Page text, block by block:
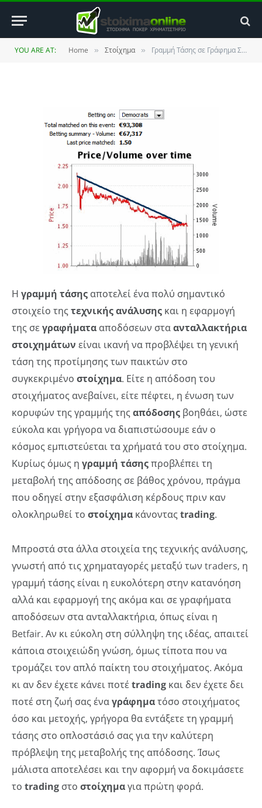
YOU ARE AT: Home » Στοίχημα » Γραμμή Τάσης σε Γράφημα Στοιχήματος
Στοιχήματος
BY JIM MAKOS 16 OCTOBER 2010 UPDATED: 25 MAY
3 MINS READ
Η γραμμή τάσης αποτελεί ένα πολύ σημαντικό
στοιχείο τηςτεχνικής ανάλυσης και η εφαρμογή
της σε γραφήματα αποδόσεων σταανταλλακτήρια
στοιχημάτων είναι ικανή να προβλέψει τη γενική
τάση της προτίμησης των παικτών στο
συγκεκριμένο στοίχημα. Είτε η απόδοση του
στοιχήματος ανεβαίνει, είτε πέφτει, η ένωση των
κορυφών της γραμμής τηςαπόδοσης βοηθάει, ώστε
εύκολα και γρήγορα να διαπιστώσουμε εάν ο
κόσμος εμπιστεύεται τα χρήματά του στο στοίχημα.
Κυρίως όμως η γραμμή τάσηςπροβλέπει τη
μεταβολή της απόδοσης σε βάθος χρόνου, πράγμα
που οδηγεί στην εξασφάλιση κέρδους πριν καν
ολοκληρωθεί το στοίχημα κάνονταςtrading.
Μπροστά στα άλλα στοιχεία της τεχνικής ανάλυσης,
γνωστή από τις χρηματαγορές μεταξύ των traders, η
γραμμή τάσης είναι η ευκολότερη στην κατανόηση
αλλά και εφαρμογή της ακόμα και σε γραφήματα
αποδόσεων στα ανταλλακτήρια, όπως είναι η
Betfair. Αν κι εύκολη στη σύλληψη της ιδέας, απαιτεί
κάποια στοιχειώδη γνώση, όμως τίποτα που να
τρομάζει τον απλό παίκτη του στοιχήματος. Ακόμα
κι αν δεν έχετε κάνει ποτέ trading και δεν έχετε δει
ποτέ στη ζωή σας έναγράφηματόσο στοιχήματος
όσο και μετοχής, γρήγορα θα εντάξετε τη γραμμή
τάσης στο οπλοστάσιό σας για την καλύτερη
πρόβλεψη της μεταβολής της απόδοσης. Ίσως
μάλιστα αποτελέσει και την αφορμή να δοκιμάσετε
το trading στο στοίχημαγια πρώτη φορά.